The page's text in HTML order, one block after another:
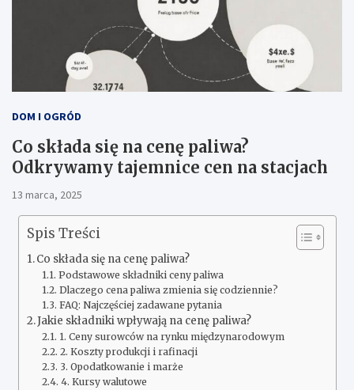
DOM I OGRÓD
Co składa się na cenę paliwa?
Odkrywamy tajemnice cen na stacjach
13 marca, 2025
Spis Treści
Co składa się na cenę paliwa?
Podstawowe składniki ceny paliwa
Dlaczego cena paliwa zmienia się codziennie?
FAQ: Najczęściej zadawane pytania
Jakie składniki wpływają na cenę paliwa?
1. Ceny surowców na rynku międzynarodowym
2. Koszty produkcji i rafinacji
3. Opodatkowanie i marże
4. Kursy walutowe